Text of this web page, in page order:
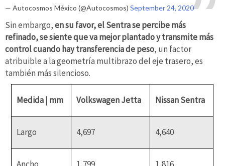
— Autocosmos México (@Autocosmos) September 24, 2020
Sin embargo,en su favor, el Sentra se percibe más
refinado, se siente que va mejor plantado y transmite más
control cuando hay transferencia de peso, un factor
atribuible a la geometría multibrazo del eje trasero, es
también más silencioso.
Medida | mm Volkswagen Jetta Nissan Sentra
Largo 4,697 4,640